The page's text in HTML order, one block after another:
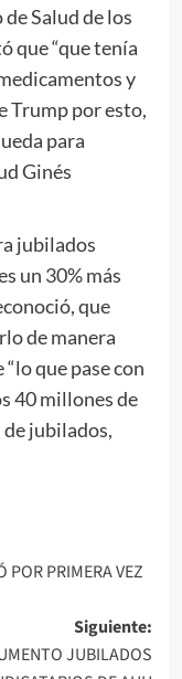
Salud de los
que “que tenía
y
Trump por esto,
para
Ginés
jubilados
un 30% más
que
de manera
que pase con
40 millones de
jubilados,
POR PRIMERA VEZ
Siguiente:
JUBILADOS